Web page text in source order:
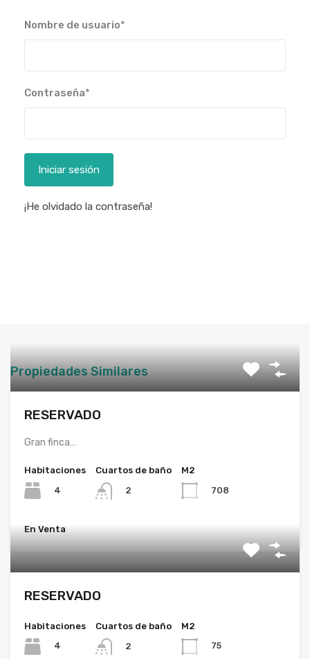
Nombre de usuario*
Contraseña*
Iniciar sesión
¡He olvidado la contraseña!
Propiedades Similares
RESERVADO
Gran finca…
Habitaciones
4
Cuartos de baño
2
M2
708
En Venta
RESERVADO
Habitaciones
4
Cuartos de baño
2
M2
75